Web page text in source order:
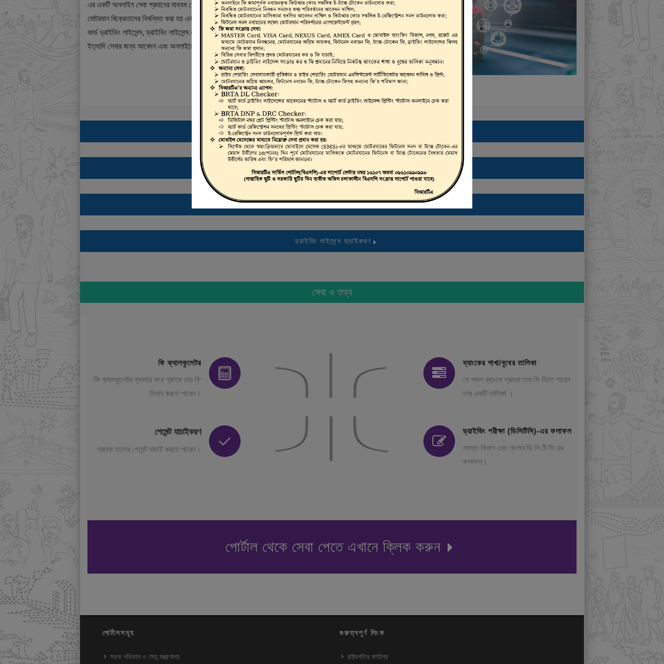
এর একটি অনলাইন সেবা প্রদানের মাধ্যম যেখানে ড্রাইভার, মোটরযান মালিক,
মোটরযান বিক্রেতাদের নিবন্ধিত করা হয় এবং শিক্ষানবিশ ড্রাইভিং লাইসেন্স, স্মার্ট
কার্ড ড্রাইভিং লাইসেন্স, ড্রাইভিং লাইসেন্স নবায়ন, ডুপ্লিকেট ড্রাইভিং লাইসেন্স
ইত্যাদি সেবার জন্য আবেদন এবং অনলাইনে ফি প্রদান করা যায়।
ট্রাস্টি বোর্ড সার্টিফিকেট ডাউনলোড করতে এখানে ক্লিক করুন
ই-ফিটনেস ফলাফল (VIC) দেখতে এখানে ক্লিক করুন
ই-ট্যাক্স টোকেন, ই-লাইসেন্স, ই-ফিটনেস ইত্যাদি যাচাইকরণ
ড্রাইভিং লাইসেন্স যাচাইকরণ
সেবা ও তথ্য
ফি ক্যালকুলেটর
ফি ক্যালকুলেটর ব্যবহার করে গ্রাহক তার ফি
হিসাব করতে পারেন।
পেমেন্ট যাচাইকরণ
গ্রাহক তাদের পেমেন্ট যাচাই করতে পারেন।
ব্যাংকের শাখা/বুথের তালিকা
যে সকল ব্যাংকে গ্রাহক তার ফি দিতে পারেন
তার একটি তালিকা ।
ড্রাইভিং পরীক্ষা (ডিসিটিসি)-এর ফলাফল
সমস্ত বিভাগ এবং জেলার ডি সি টি সি এর
ফলাফল।
পোর্টাল থেকে সেবা পেতে এখানে ক্লিক করুন
পোর্টালসমূহ
সড়ক পরিবহন ও সেতু মন্ত্রণালয়
গুরুত্বপূর্ণ লিংক
রাষ্ট্রপতির কার্যালয়